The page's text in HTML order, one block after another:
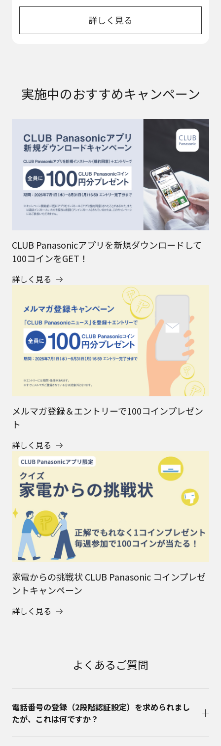
詳しく見る
実施中のおすすめキャンペーン
CLUB Panasonicアプリを新規ダウンロードして
100コインをGET！
詳しく見る
メルマガ登録＆エントリーで100コインプレゼン
ト
詳しく見る
家電からの挑戦状 CLUB Panasonic コインプレゼ
ントキャンペーン
詳しく見る
よくあるご質問
電話番号の登録（2段階認証設定）を求められまし
たが、これは何ですか？